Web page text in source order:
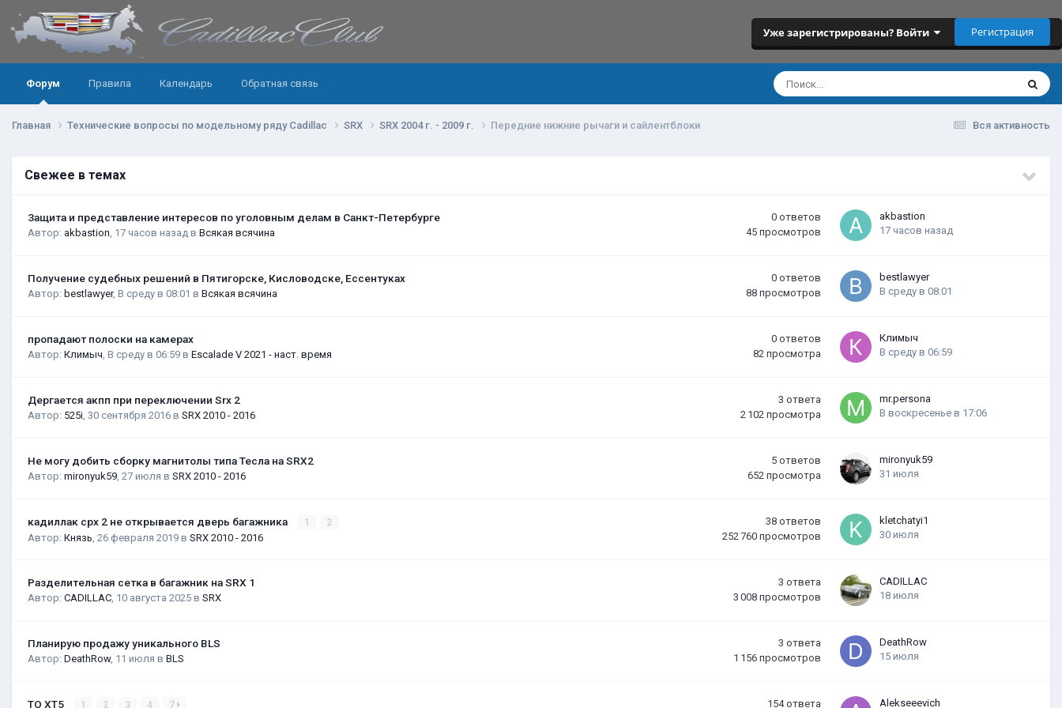
Уже зарегистрированы? Войти Регистрация
Форум Правила Календарь Обратная связь
Вся активность
Главная Технические вопросы по модельному ряду Cadillac SRX SRX 2004 г. - 2009 г. Передние нижние рычаги и сайлентблоки
Свежее в темах
Защита и представление интересов по уголовным делам в Санкт-Петербурге
Автор: akbastion 17 часов назад в Всякая всячина
0 ответов
45 просмотров
akbastion
17 часов назад
Получение судебных решений в Пятигорске, Кисловодске, Ессентуках
Автор: bestlawyer, В среду в 08:01 в Всякая всячина
0 ответов
88 просмотров
bestlawyer
В среду в 08:01
пропадают полоски на камерах
Автор: Климыч В среду в 06:59 в Escalade V 2021 - наст. время
0 ответов
82 просмотра
Климыч
В среду в 06:59
Дергается акпп при переключении Srx 2
Автор: 525i 30 сентября 2016 в SRX 2010 - 2016
3 ответа
2 102 просмотра
mr.persona
В воскресенье в 17:06
Не могу добить сборку магнитолы типа Тесла на SRX2
Автор: mironyuk59 27 июля в SRX 2010 - 2016
5 ответов
652 просмотра
mironyuk59
31 июля
кадиллак срх 2 не открывается дверь багажника 1 2
Автор: Князь 26 февраля 2019 в SRX 2010 - 2016
38 ответов
252 760 просмотров
kletchatyi1
30 июля
Разделительная сетка в багажник на SRX 1
Автор: CADILLAC 10 августа 2025 в SRX
3 ответа
3 008 просмотров
CADILLAC
18 июля
Планирую продажу уникального BLS
Автор: DeathRow, 11 июля в BLS
3 ответа
1 156 просмотров
DeathRow
15 июля
ТО XT5 1 2 3 4 7 154 ответа Alekseeevich